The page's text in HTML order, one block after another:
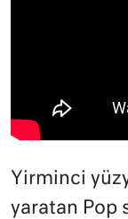
Yirminci
yaratan Pop